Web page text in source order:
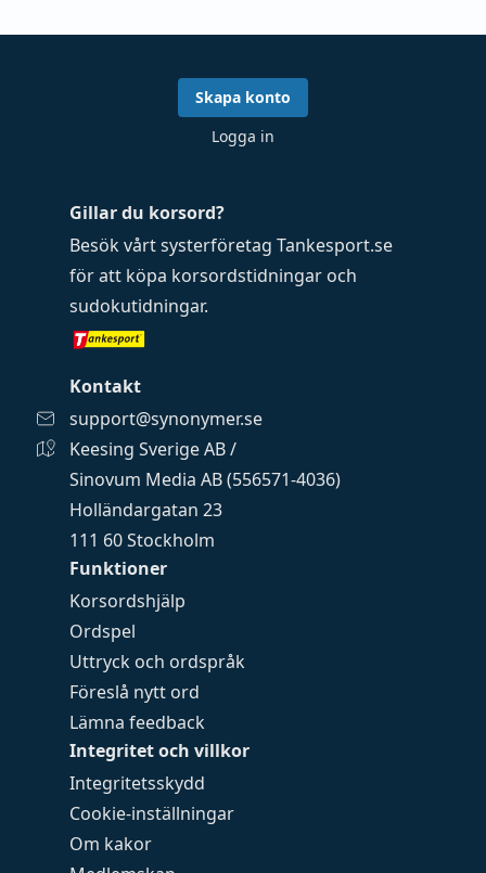
Funktioner
Korsordshjälp
Ordspel
Uttryck och ordspråk
Föreslå nytt ord
Lämna feedback
Integritet och villkor
Integritetsskydd
Cookie-inställningar
Om kakor
Gillar du korsord?
Besök vårt systerföretag Tankesport.se
för att köpa korsordstidningar och
sudokutidningar.
Kontakt
support@synonymer.se
Keesing Sverige AB /
Sinovum Media AB (556571-4036)
Holländargatan 23
111 60 Stockholm
Skapa konto
Logga in